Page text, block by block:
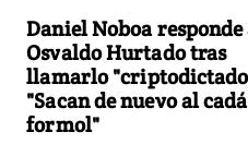
Daniel Noboa responde
Osvaldo Hurtado tras
llamarlo
"Sacan de nuevo al
formol"